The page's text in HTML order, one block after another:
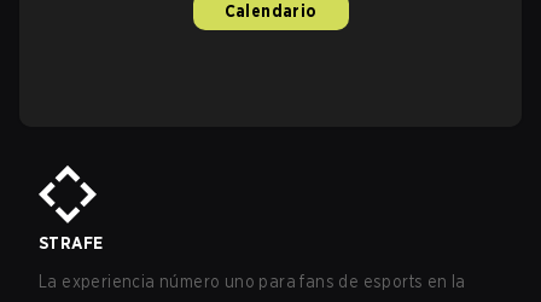
Calendario
STRAFE
La experiencia número uno para fans de esports en la